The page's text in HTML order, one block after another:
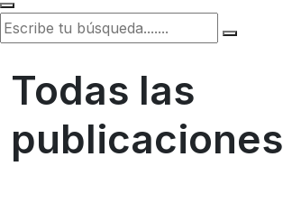
Todas las
publicaciones